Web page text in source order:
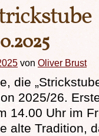
von Oliver Brust
die
2025/26.
14.00 Uhr im
alte Tradition,